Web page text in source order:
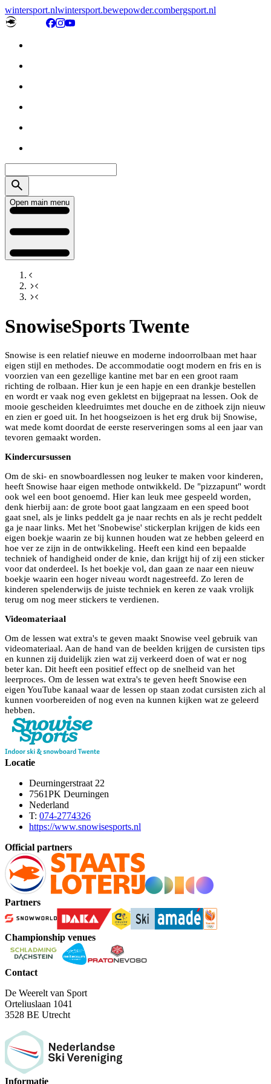
wintersport.nlwintersport.bewepowder.combergsport.nl
Open main menu
SnowiseSports Twente
Snowise is een relatief nieuwe en moderne indoorrolbaan met haar
eigen stijl en methodes. De accommodatie oogt modern en fris en is
voorzien van een gezellige kantine met bar en een groot raam
richting de rolbaan. Hier kun je een hapje en een drankje bestellen
en wordt er vaak nog even gekletst en bijgepraat na lessen. Ook de
mooie gescheiden kleedruimtes met douche en de zithoek zijn nieuw
en zien er goed uit. In het hoogseizoen is het erg druk bij Snowise,
wat mede komt doordat de eerste reserveringen soms al een jaar van
tevoren gemaakt worden.
Kindercursussen
Om de ski- en snowboardlessen nog leuker te maken voor kinderen,
heeft Snowise haar eigen methode ontwikkeld. De "pizzapunt" wordt
ook wel een boot genoemd. Hier kan leuk mee gespeeld worden,
denk hierbij aan: de grote boot gaat langzaam en een speed boot
gaat snel, als je links peddelt ga je naar rechts en als je recht peddelt
ga je naar links. Met het 'Snobewise' stickerplan krijgen de kids een
eigen boekje waarin ze bij kunnen houden wat ze hebben geleerd en
hoe ver ze zijn in de ontwikkeling. Heeft een kind een bepaalde
techniek of handigheid onder de knie, dan krijgt hij of zij een sticker
voor dat onderdeel. Is het boekje vol, dan gaan ze naar een nieuw
boekje waarin een hoger niveau wordt nagestreefd. Zo leren de
kinderen spelenderwijs de juiste techniek en keren ze vaak vrolijk
terug om nog meer stickers te verdienen.
Videomateriaal
Om de lessen wat extra's te geven maakt Snowise veel gebruik van
videomateriaal. Aan de hand van de beelden krijgen de cursisten tips
en kunnen zij duidelijk zien wat zij verkeerd doen of wat er nog
beter kan. Dit heeft een positief effect op de snelheid van het
leerproces. Om de lessen wat extra's te geven heeft Snowise een
eigen YouTube kanaal waar de lessen op staan zodat cursisten zich al
kunnen voorbereiden of nog even na kunnen kijken wat ze geleerd
hebben.
Locatie
Deurningerstraat 22
7561PK Deurningen
Nederland
T: 074-2774326
https://www.snowisesports.nl
Official partners
Partners
Championship venues
Contact
De Weerelt van Sport
Orteliuslaan 1041
3528 BE Utrecht
Informatie